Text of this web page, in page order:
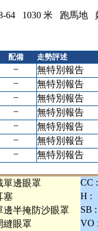
64 1030 米 跑馬地
配備
走勢評述
-- 無特別報告
-- 無特別報告
-- 無特別報告
-- 無特別報告
-- 無特別報告
-- 無特別報告
-- 無特別報告
單邊眼罩
CC :
塞
H :
邊半掩防沙眼罩
SB :
縫眼罩
VO